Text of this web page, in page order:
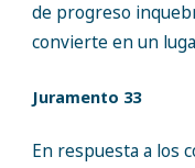
de progreso
convierte en un
Juramento 33
En respuesta a los